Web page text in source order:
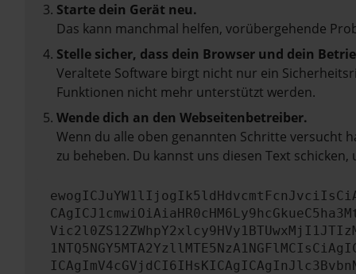
Starte dein Gerät neu.
Das kann manchmal helfen, vorübergehende
Stelle sicher, dass dein Browser und dein
Veraltete Software birgt nicht nur ein
Funktionen nicht mehr unterstützt werden.
Wende dich an den Webseitenbetreiber.
Wenn du alle oben genannten Schritte versucht
zu beheben. Du kannst uns diesen Text